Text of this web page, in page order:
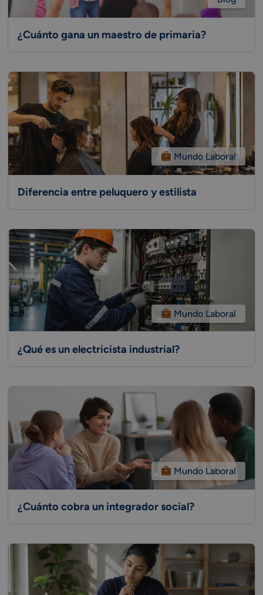
¿Cuánto gana un maestro de primaria?
Mundo Laboral
Diferencia entre peluquero y estilista
Mundo Laboral
¿Qué es un electricista industrial?
Mundo Laboral
¿Cuánto cobra un integrador social?